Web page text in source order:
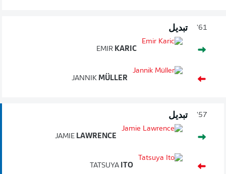
61' تبديل
EMIR KARIC
JANNIK MÜLLER
57' تبديل
JAMIE LAWRENCE
TATSUYA ITO